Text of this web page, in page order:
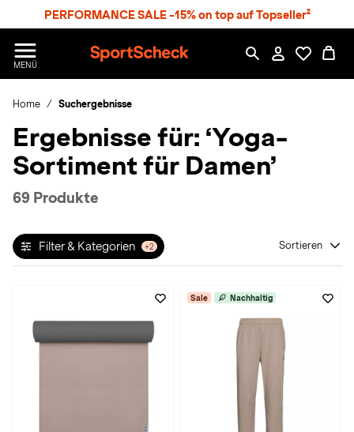
PERFORMANCE SALE -15% on top auf Topseller²
MENÜ
p
r
S
h
c
Home Suchergebnisse
Ergebnisse für: ‘Yoga-
Sortiment für Damen’
69 Produkte
Filter & Kategorien +2 Sortieren
Sale Nachhaltig